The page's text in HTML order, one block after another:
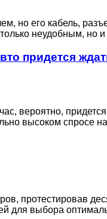
но его кабель,
неудобным, но
придется
вероятно,
высоком спросе
протестировав
для выбора